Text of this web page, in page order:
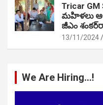
Tricar
మహిళలు
జీఎం
13/11/2024
We Are Hiring…!